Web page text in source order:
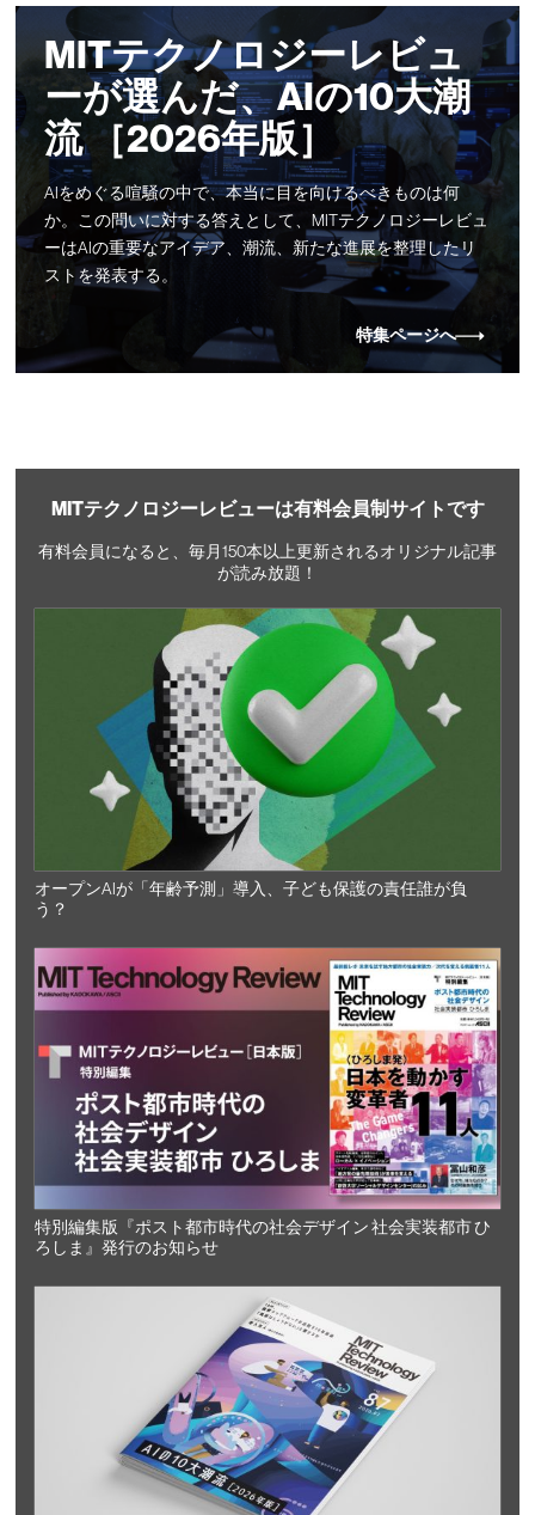
MITテクノロジーレビュ
ーが選んだ、AIの10大潮
流 ［2026年版］
AIをめぐる喧騒の中で、本当に目を向けるべきものは何
か。この問いに対する答えとして、MITテクノロジーレビュ
ーはAIの重要なアイデア、潮流、新たな進展を整理したリ
ストを発表する。
特集ページへ
MITテクノロジーレビューは有料会員制サイトです
有料会員になると、毎月150本以上更新されるオリジナル記事
が読み放題！
オープンAIが「年齢予測」導入、子ども保護の責任誰が負
う？
特別編集版『ポスト都市時代の社会デザイン 社会実装都市 ひ
ろしま』発行のお知らせ